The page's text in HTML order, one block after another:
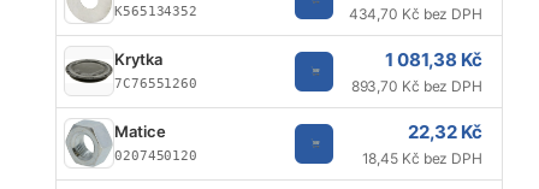
K565134352 434,70 Kč bez DPH
Krytka
7C76551260
1 081,38 Kč
893,70 Kč bez DPH
Matice
0207450120
22,32 Kč
18,45 Kč bez DPH